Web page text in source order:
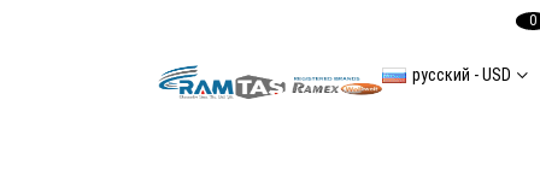
русский - USD
0